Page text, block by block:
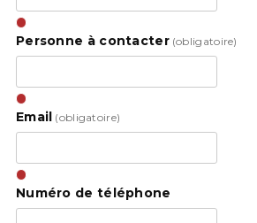
Personne à contacter (obligatoire)
Email (obligatoire)
Numéro de téléphone